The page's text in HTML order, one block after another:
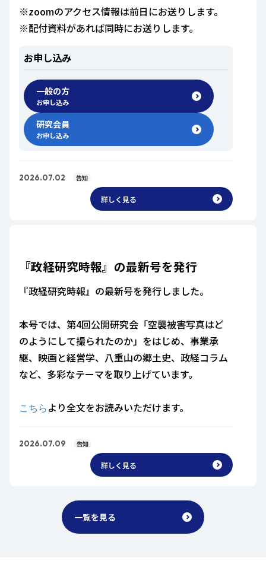
※zoomのアクセス情報は前日にお送りします。
※配付資料があれば同時にお送りします。
お申し込み
一般の方
お申し込み
研究会員
お申し込み
2026.07.02 告知
詳しく見る
『政経研究時報』の最新号を発行
『政経研究時報』の最新号を発行しました。
本号では、第4回公開研究会「空襲被害写真はど
のようにして撮られたのか」をはじめ、事業承
継、映画と経営学、八重山の郷土史、政経コラム
など、多彩なテーマを取り上げています。
こちら より全文をお読みいただけます。
2026.07.09 告知
詳しく見る
一覧を見る